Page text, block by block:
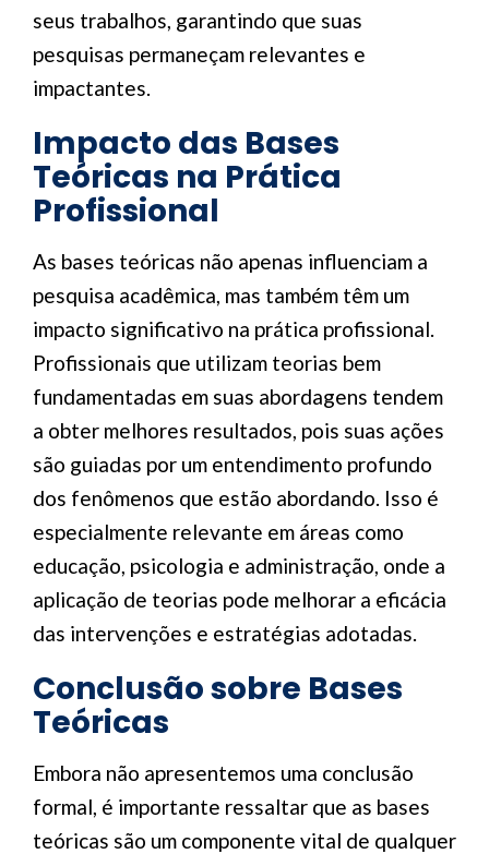
seus trabalhos, garantindo que suas
pesquisas permaneçam relevantes e
impactantes.
Impacto das Bases
Teóricas na Prática
Profissional
As bases teóricas não apenas influenciam a
pesquisa acadêmica, mas também têm um
impacto significativo na prática profissional.
Profissionais que utilizam teorias bem
fundamentadas em suas abordagens tendem
a obter melhores resultados, pois suas ações
são guiadas por um entendimento profundo
dos fenômenos que estão abordando. Isso é
especialmente relevante em áreas como
educação, psicologia e administração, onde a
aplicação de teorias pode melhorar a eficácia
das intervenções e estratégias adotadas.
Conclusão sobre Bases
Teóricas
Embora não apresentemos uma conclusão
formal, é importante ressaltar que as bases
teóricas são um componente vital de qualquer